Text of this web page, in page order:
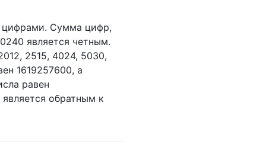
цифрами. Сумма цифр,
является четным.
2515, 4024, 5030,
1619257600, а
равен
обратным к